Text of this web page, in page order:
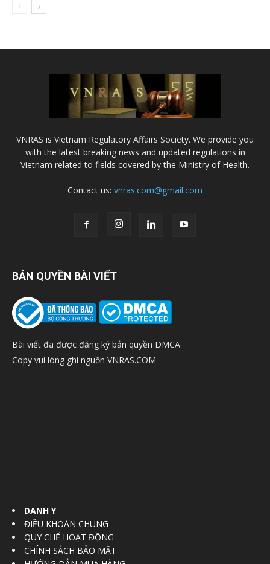
VNRAS is Vietnam Regulatory Affairs Society. We provide you
with the latest breaking news and updated regulations in
Vietnam related to fields covered by the Ministry of Health.
Contact us: vnras.com@gmail.com
BẢN QUYỀN BÀI VIẾT
Bài viết đã được đăng ký bản quyền DMCA.
Copy vui lòng ghi nguồn VNRAS.COM
DANH Y
ĐIỀU KHOẢN CHUNG
QUY CHẾ HOẠT ĐỘNG
CHÍNH SÁCH BẢO MẬT